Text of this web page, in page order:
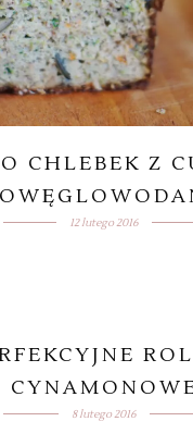
CHLEBEK Z
12 lutego 2016
8 lutego 2016